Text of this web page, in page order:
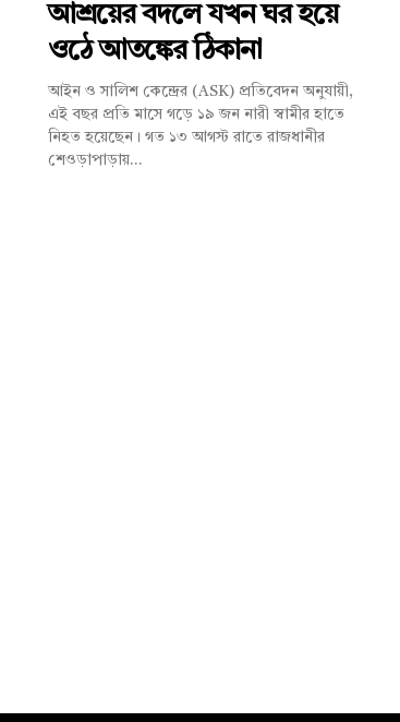
আশ্রয়ের বদলে যখন ঘর হয়ে
ওঠে আতঙ্কের ঠিকানা
আইন ও সালিশ কেন্দ্রের (ASK) প্রতিবেদন অনুযায়ী,
এই বছর প্রতি মাসে গড়ে ১৯ জন নারী স্বামীর হাতে
নিহত হয়েছেন। গত ১৩ আগস্ট রাতে রাজধানীর
শেওড়াপাড়ায়...